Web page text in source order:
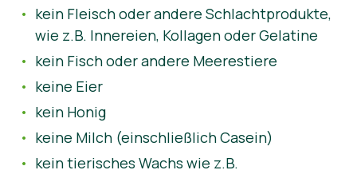
kein Fleisch oder andere Schlachtprodukte,
wie z.B. Innereien, Kollagen oder Gelatine
kein Fisch oder andere Meerestiere
keine Eier
kein Honig
keine Milch (einschließlich Casein)
kein tierisches Wachs wie z.B.